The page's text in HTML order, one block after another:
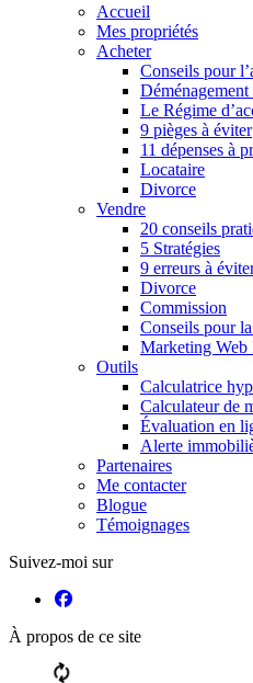
Accueil
Mes propriétés
Acheter
Conseils pour
Le Régime
9 pièges à éviter
11 dépenses à
Locataire
Divorce
Vendre
20 conseils
5 Stratégies
9 erreurs à
Divorce
Commission
Conseils pour
Marketing
Outils
Calculatrice
Calculateur de
Évaluation en
Alerte
Partenaires
Me contacter
Blogue
Témoignages
Suivez-moi sur
À propos de ce site